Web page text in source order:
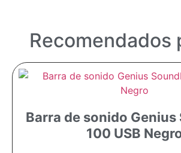
Recomendados
Barra de sonido Genius
100 USB